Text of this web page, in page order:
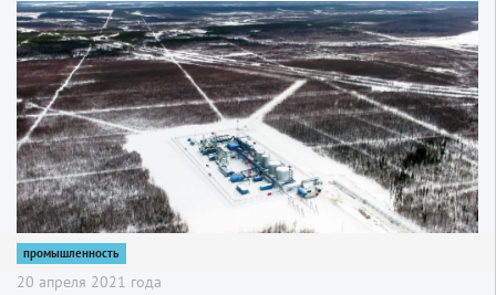
2
промышленность
20 апреля 2021 года